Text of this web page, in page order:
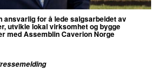
ansvarlig for å lede salgsarbeidet av
utvikle lokal virksomhet og bygge
med Assemblin Caverion Norge